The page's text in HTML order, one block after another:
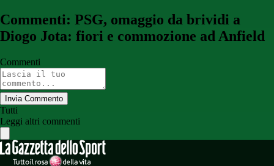
Commenti: PSG, omaggio da brividi a
Diogo Jota: fiori e commozione ad Anfield
Commenti
Invia Commento
Tutti
Leggi altri commenti